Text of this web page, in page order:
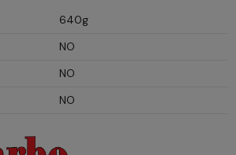
640g
NO
NO
NO